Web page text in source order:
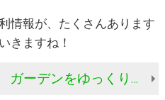
情報が、たくさんあります
きますね！
ガーデンをゆっくり眺めるウッドデッキは雨水で傷みやすい！樹脂製のデッキをDIYしませんか？